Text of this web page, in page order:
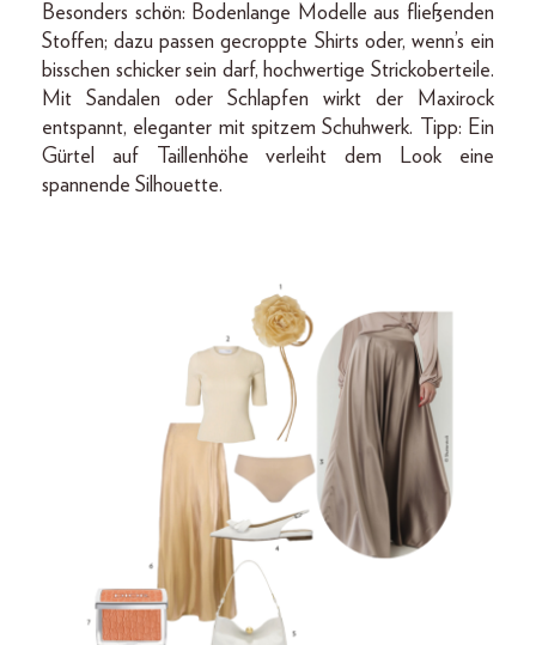
Besonders schön: Bodenlange Modelle aus fließenden
Stoffen; dazu passen gecroppte Shirts oder, wenn’s ein
bisschen schicker sein darf, hochwertige Strickoberteile.
Mit Sandalen oder Schlapfen wirkt der Maxirock
entspannt, eleganter mit spitzem Schuhwerk. Tipp: Ein
Gürtel auf Taillenhöhe verleiht dem Look eine
spannende Silhouette.